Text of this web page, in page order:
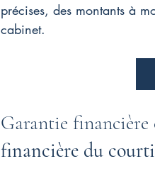
précises, des montants à
cabinet.
Garantie
financière du